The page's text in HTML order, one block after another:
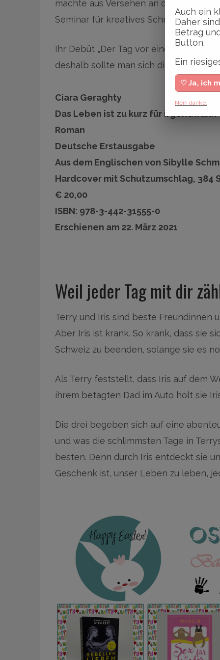
machte aus Versehen an der falschen
Seminar für kreatives Schreiben – was
Ihr Debüt „Der Tag vor einem Jahr“
deshalb sollte man sich diese Autorin
Ciara Geraghty
Das Leben ist zu kurz für irgendwann
Roman
Deutsche Erstausgabe
Aus dem Englischen von Sibylle
Hardcover mit Schutzumschlag, 384
€ 20,00
ISBN: 978-3-442-31555-0
Erschienen am 22. März 2021
Weil jeder Tag mit dir
Terry und Iris sind beste Freundinnen
Aber Iris ist krank. So krank, dass sie
Schweiz zu beenden, solange sie es
Als Terry feststellt, dass Iris auf dem
ihrem betagten Dad im Auto holt sie
Die drei begeben sich auf eine
und was die schlimmsten Tage in
besten. Denn durch Iris entdeckt sie
Geschenk ist, unser Leben zu leben,
Auch ein
Daher sind
Betrag
Button.
Ein
♡ Ja, ich
Nein danke.